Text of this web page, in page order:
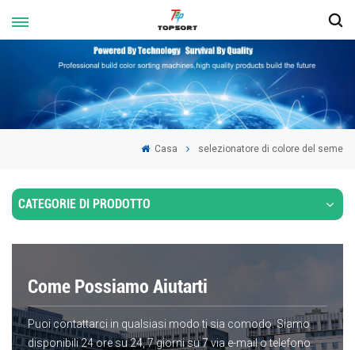
Casa selezionatore di colore del seme
CATEGORIE DI PRODOTTO
Come Possiamo Aiutarti
Puoi contattarci in qualsiasi modo ti sia comodo. Siamo
disponibili 24 ore su 24, 7 giorni su 7 via e-mail o telefono.